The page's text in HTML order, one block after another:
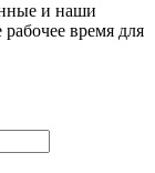
и наши
время для